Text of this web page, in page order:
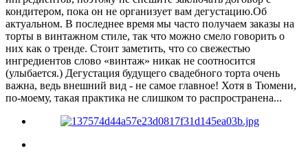
кондитером, пока он не организует вам дегустацию.Об
актуальном. В последнее время мы часто получаем заказы на
торты в винтажном стиле, так что можно смело говорить о
них как о тренде. Стоит заметить, что со свежестью
ингредиентов слово «винтаж» никак не соотносится
(улыбается.) Дегустация будущего свадебного торта очень
важна, ведь внешний вид - не самое главное! Хотя в Тюмени,
по-моему, такая практика не слишком то распространена...